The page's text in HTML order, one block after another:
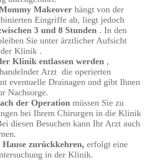
Makeover hängt von der
Eingriffe ab, liegt jedoch
3 und 8 Stunden . In den
Sie unter ärztlicher Aufsicht
Klinik .
Klinik entlassen werden ,
Arzt die operierten
eventuelle Drainagen und gibt Ihnen
Nachsorge.
der Operation müssen Sie zu
bei Ihrem Chirurgen in die Klinik
diesen Besuchen kann Ihr Arzt auch
Hause zurückkehren, erfolgt eine
in der Klinik.